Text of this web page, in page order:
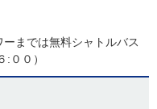
までは無料シャトルバス
００）